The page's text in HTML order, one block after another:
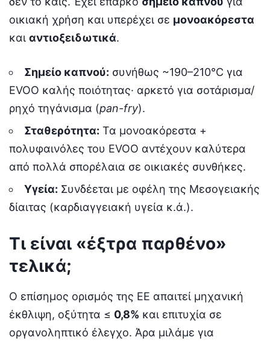
οικιακή χρήση και υπερέχει σε μονοακόρεστα
και αντιοξειδωτικά.
Σημείο καπνού: συνήθως ~190–210°C για
EVOO καλής ποιότητας· αρκετό για σοτάρισμα/
ρηχό τηγάνισμα (pan-fry).
Σταθερότητα: Τα μονοακόρεστα +
πολυφαινόλες του EVOO αντέχουν καλύτερα
από πολλά σπορέλαια σε οικιακές συνθήκες.
Υγεία: Συνδέεται με οφέλη της Μεσογειακής
δίαιτας (καρδιαγγειακή υγεία κ.ά.).
Τι είναι «έξτρα παρθένο»
τελικά;
Ο επίσημος ορισμός της ΕΕ απαιτεί μηχανική
έκθλιψη, οξύτητα ≤ 0,8% και επιτυχία σε
οργανοληπτικό έλεγχο. Άρα μιλάμε για